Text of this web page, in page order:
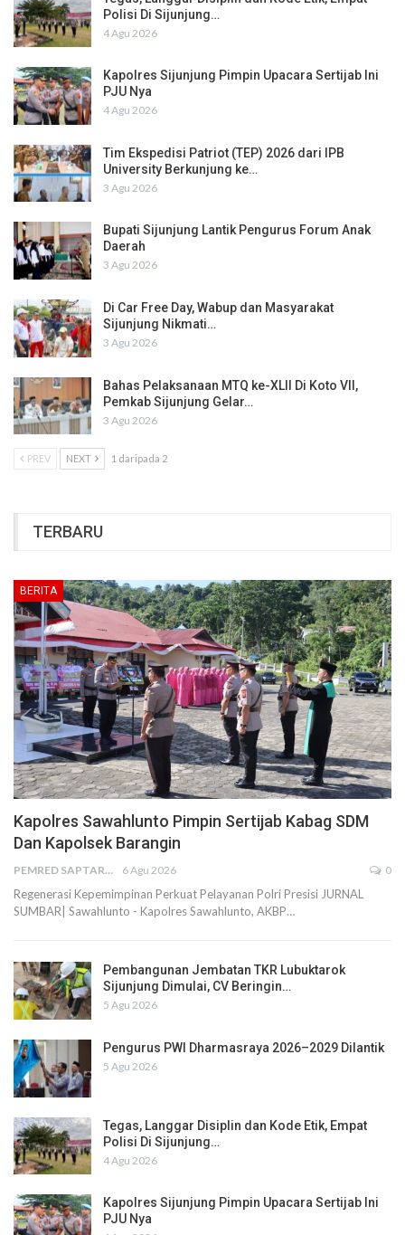
Polisi Di Sijunjung…
4 Agu 2026
Kapolres Sijunjung Pimpin Upacara Sertijab Ini
PJU Nya
4 Agu 2026
Tim Ekspedisi Patriot (TEP) 2026 dari IPB
University Berkunjung ke…
3 Agu 2026
Bupati Sijunjung Lantik Pengurus Forum Anak
Daerah
3 Agu 2026
Di Car Free Day, Wabup dan Masyarakat
Sijunjung Nikmati…
3 Agu 2026
Bahas Pelaksanaan MTQ ke-XLII Di Koto VII,
Pemkab Sijunjung Gelar…
3 Agu 2026
PREV NEXT 1 daripada 2
TERBARU
BERITA
Kapolres Sawahlunto Pimpin Sertijab Kabag SDM
Dan Kapolsek Barangin
PEMRED SAPTARIUS 6 Agu 2026 0
Regenerasi Kepemimpinan Perkuat Pelayanan Polri Presisi JURNAL
SUMBAR| Sawahlunto - Kapolres Sawahlunto, AKBP…
Pembangunan Jembatan TKR Lubuktarok
Sijunjung Dimulai, CV Beringin…
5 Agu 2026
Pengurus PWI Dharmasraya 2026–2029 Dilantik
5 Agu 2026
Tegas, Langgar Disiplin dan Kode Etik, Empat
Polisi Di Sijunjung…
4 Agu 2026
Kapolres Sijunjung Pimpin Upacara Sertijab Ini
PJU Nya